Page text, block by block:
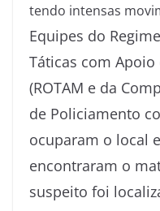
tendo intensas
Equipes do
Táticas com
(ROTAM e da
de Policiamento
ocuparam o local
encontraram o
suspeito foi